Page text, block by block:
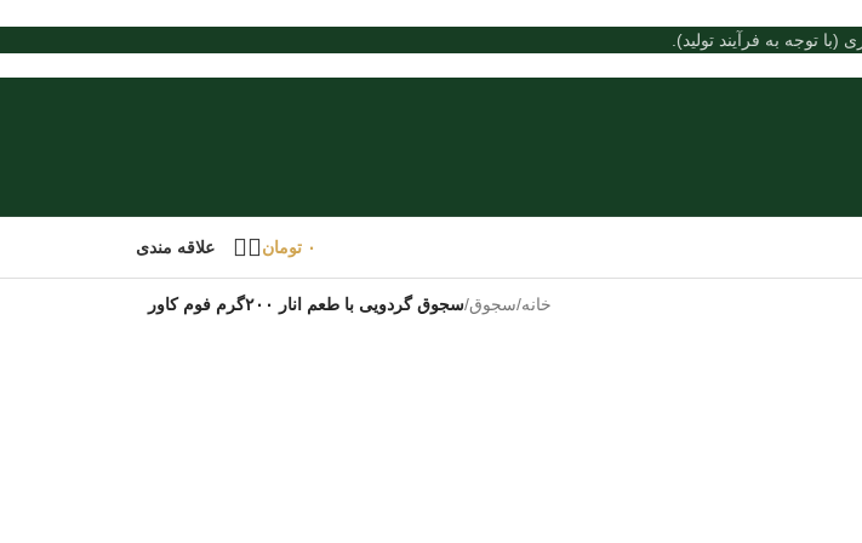
۰ تومان علاقه مندی
خانه/سجوق/سجوق گردویی با طعم انار ۲۰۰گرم فوم کاور